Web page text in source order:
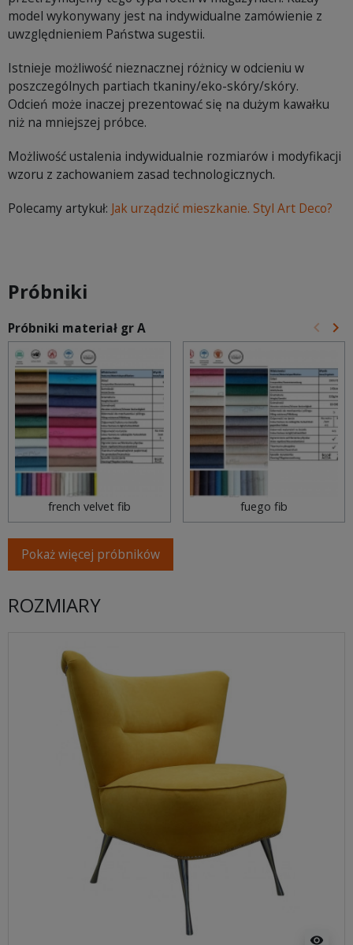
model wykonywany jest na indywidualne zamówienie z
uwzględnieniem Państwa sugestii.
Istnieje możliwość nieznacznej różnicy w odcieniu w
poszczególnych partiach tkaniny/eko-skóry/skóry.
Odcień może inaczej prezentować się na dużym kawałku
niż na mniejszej próbce.
Możliwość ustalenia indywidualnie rozmiarów i modyfikacji
wzoru z zachowaniem zasad technologicznych.
Polecamy artykuł: Jak urządzić mieszkanie. Styl Art Deco?
Próbniki
Próbniki materiał gr A keyboard_arrow_left keyboard_arrow_right
french velvet fib fuego fib
Pokaż więcej próbników
ROZMIARY
visibility